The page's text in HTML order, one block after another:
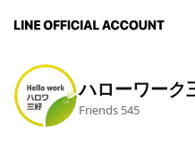
ハローワーク
Friends 545